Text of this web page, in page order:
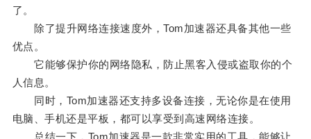
了。
除了提升网络连接速度外，Tom加速器还具备其他一些
优点。
它能够保护你的网络隐私，防止黑客入侵或盗取你的个
人信息。
同时，Tom加速器还支持多设备连接，无论你是在使用
电脑、手机还是平板，都可以享受到高速网络连接。